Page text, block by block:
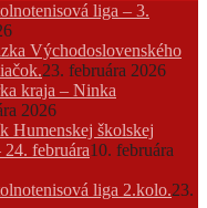
liga – 3.
Východoslovenského
23. februára 2026
kraja – Ninka
2026
Humenskej školskej
februára10. februára
liga 2.kolo.23.